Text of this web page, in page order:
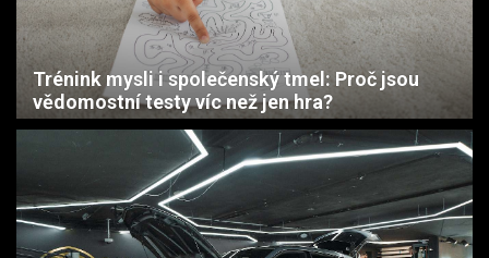
Trénink mysli i společenský tmel: Proč jsou
vědomostní testy víc než jen hra?